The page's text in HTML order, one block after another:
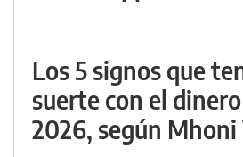
Los 5 signos que
suerte con el
2026, según